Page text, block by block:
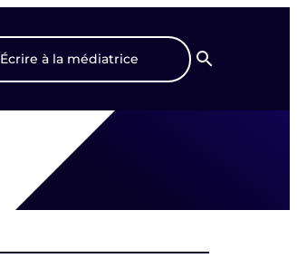
Écrire à la médiatrice
Recherche